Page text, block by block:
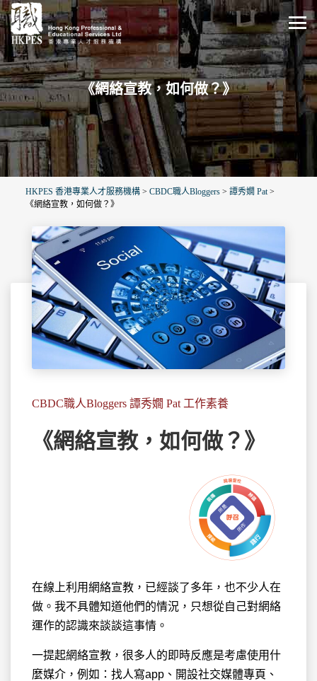
《網絡宣教，如何做？》
HKPES 香港專業人才服務機構 > CBDC職人Bloggers > 譚秀嫺 Pat>
《網絡宣教，如何做？》
CBDC職人Bloggers 譚秀嫺 Pat 工作素養
《網絡宣教，如何做？》
在線上利用網絡宣教，已經談了多年，也不少人在
做。我不具體知道他們的情況，只想從自己對網絡
運作的認識來談談這事情。
一提起網絡宣教，很多人的即時反應是考慮使用什
麼媒介，例如：找人寫app、開設社交媒體專頁、